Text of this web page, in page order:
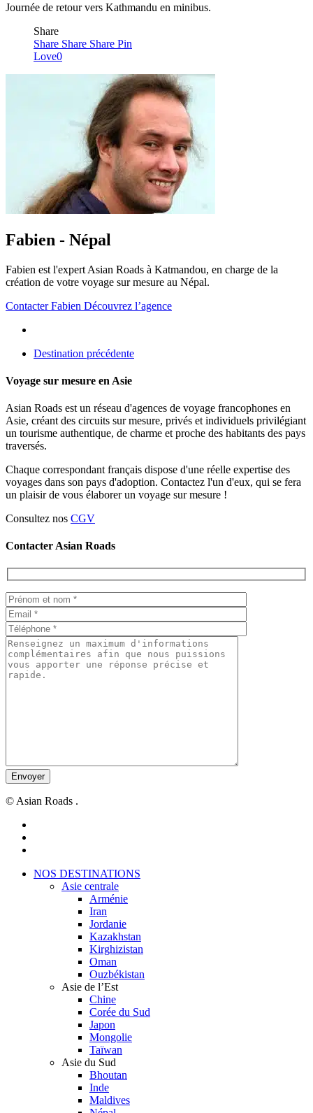
Journée de retour vers Kathmandu en minibus.
Share
Share Share Share Pin
Love0
Fabien - Népal
Fabien est l'expert Asian Roads à Katmandou, en charge de la
création de votre voyage sur mesure au Népal.
Contacter Fabien Découvrez l’agence
Destination précédente
Voyage sur mesure en Asie
Asian Roads est un réseau d'agences de voyage francophones en
Asie, créant des circuits sur mesure, privés et individuels privilégiant
un tourisme authentique, de charme et proche des habitants des pays
traversés.
Chaque correspondant français dispose d'une réelle expertise des
voyages dans son pays d'adoption. Contactez l'un d'eux, qui se fera
un plaisir de vous élaborer un voyage sur mesure !
Consultez nos CGV
Contacter Asian Roads
© Asian Roads .
Close
NOS DESTINATIONS
Asie centrale
Arménie
Iran
Jordanie
Kazakhstan
Kirghizistan
Oman
Ouzbékistan
Asie de l’Est
Chine
Corée du Sud
Japon
Mongolie
Taïwan
Asie du Sud
Bhoutan
Inde
Maldives